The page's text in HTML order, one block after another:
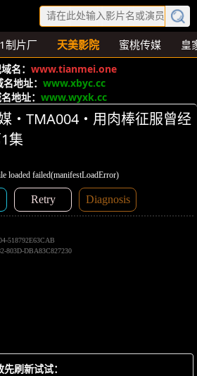
制片厂 天美影院 蜜桃传媒 皇
名： www.tianmei.one
地址： www.xbyc.cc
地址： www.wyxk.cc
・TMA004・用肉棒征服曾经
集
刷新试试：